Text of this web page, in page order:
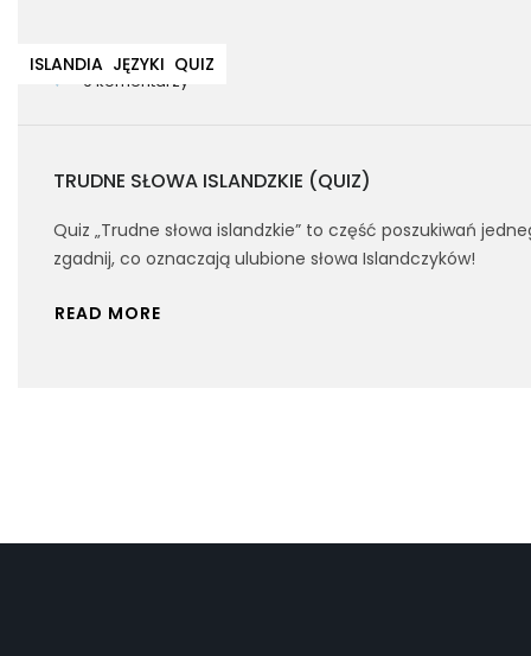
ISLANDIA JĘZYKI QUIZ
27 lutego 2020
9 komentarzy
TRUDNE SŁOWA ISLANDZKIE (QUIZ)
Quiz „Trudne słowa islandzkie” to część poszukiwań
zgadnij, co oznaczają ulubione słowa Islandczyków!
READ MORE